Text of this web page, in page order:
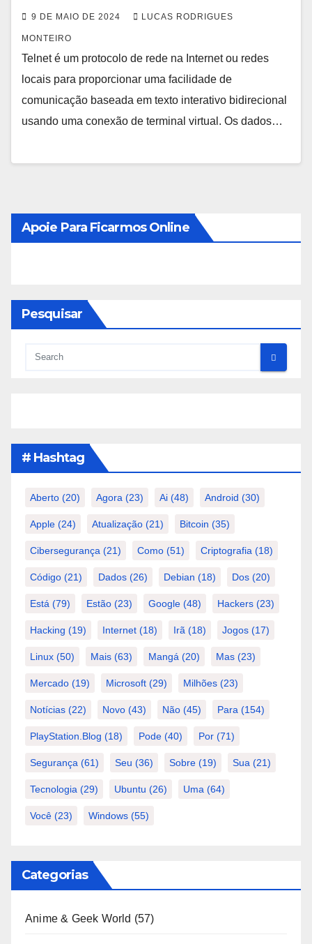
9 DE MAIO DE 2024 LUCAS RODRIGUES
MONTEIRO
Telnet é um protocolo de rede na Internet ou redes
locais para proporcionar uma facilidade de
comunicação baseada em texto interativo bidirecional
usando uma conexão de terminal virtual. Os dados…
Apoie Para Ficarmos Online
Pesquisar
# Hashtag
Aberto (20) Agora (23) Ai (48) Android (30)
Apple (24) Atualização (21) Bitcoin (35)
Cibersegurança (21) Como (51) Criptografia (18)
Código (21) Dados (26) Debian (18) Dos (20)
Está (79) Estão (23) Google (48) Hackers (23)
Hacking (19) Internet (18) Irã (18) Jogos (17)
Linux (50) Mais (63) Mangá (20) Mas (23)
Mercado (19) Microsoft (29) Milhões (23)
Notícias (22) Novo (43) Não (45) Para (154)
PlayStation.Blog (18) Pode (40) Por (71)
Segurança (61) Seu (36) Sobre (19) Sua (21)
Tecnologia (29) Ubuntu (26) Uma (64)
Você (23) Windows (55)
Categorias
Anime & Geek World (57)